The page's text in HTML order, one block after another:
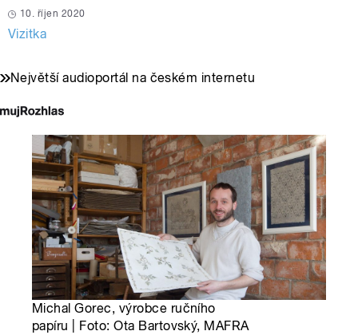
10. říjen 2020
Vizitka
Největší audioportál na českém internetu
Michal Gorec, výrobce ručního
papíru | Foto: Ota Bartovský, MAFRA